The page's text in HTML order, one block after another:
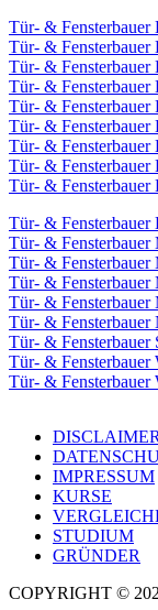
Tür- & Fensterbauer
Tür- & Fensterbauer
Tür- & Fensterbauer
Tür- & Fensterbauer
Tür- & Fensterbauer
Tür- & Fensterbauer
Tür- & Fensterbauer
Tür- & Fensterbauer
Tür- & Fensterbauer
Tür- & Fensterbauer
Tür- & Fensterbauer
Tür- & Fensterbauer
Tür- & Fensterbauer
Tür- & Fensterbauer
Tür- & Fensterbauer
Tür- & Fensterbauer
Tür- & Fensterbauer
Tür- & Fensterbauer
DISCLAIMER
IMPRESSUM
KURSE
STUDIUM
GRÜNDER
COPYRIGHT ©